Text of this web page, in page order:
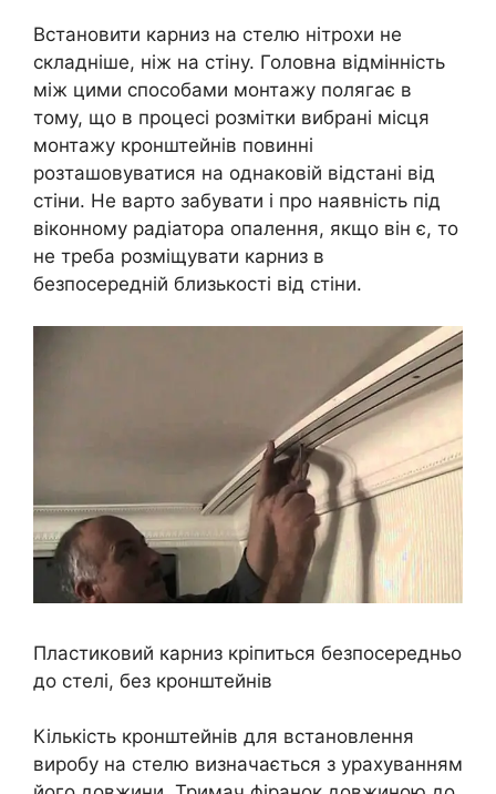
Встановити карниз на стелю нітрохи не
складніше, ніж на стіну. Головна відмінність
між цими способами монтажу полягає в
тому, що в процесі розмітки вибрані місця
монтажу кронштейнів повинні
розташовуватися на однаковій відстані від
стіни. Не варто забувати і про наявність під
віконному радіатора опалення, якщо він є, то
не треба розміщувати карниз в
безпосередній близькості від стіни.
Пластиковий карниз кріпиться безпосередньо
до стелі, без кронштейнів
Кількість кронштейнів для встановлення
виробу на стелю визначається з урахуванням